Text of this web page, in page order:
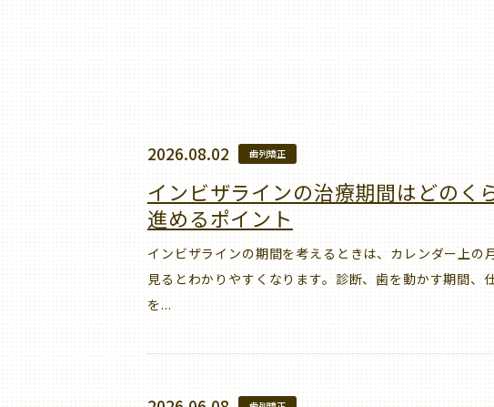
2026.08.02 歯列矯正
インビザラインの治療期間はどのく
進めるポイント
インビザラインの期間を考えるときは、カレンダー上
見るとわかりやすくなります。診断、歯を動かす期間
を...